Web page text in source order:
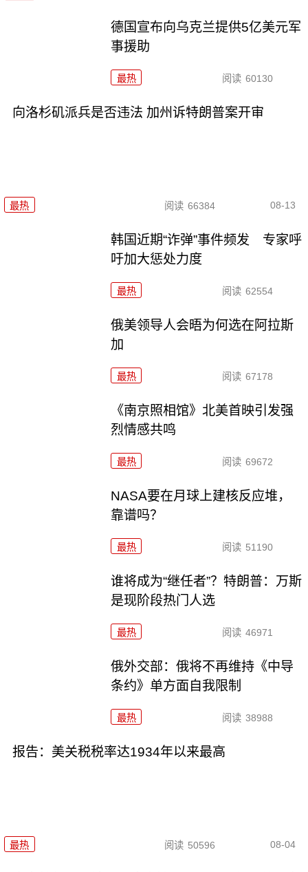
德国宣布向乌克兰提供5亿美元军
事援助
最热 阅读 60130
向洛杉矶派兵是否违法 加州诉特朗普案开审
最热 阅读 66384 08-13
韩国近期“诈弹”事件频发 专家呼
吁加大惩处力度
最热 阅读 62554
俄美领导人会晤为何选在阿拉斯
加
最热 阅读 67178
《南京照相馆》北美首映引发强
烈情感共鸣
最热 阅读 69672
NASA要在月球上建核反应堆，
靠谱吗？
最热 阅读 51190
谁将成为“继任者”？特朗普：万斯
是现阶段热门人选
最热 阅读 46971
俄外交部：俄将不再维持《中导
条约》单方面自我限制
最热 阅读 38988
报告：美关税税率达1934年以来最高
最热 阅读 50596 08-04